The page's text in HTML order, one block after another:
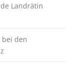
Landrätin
den